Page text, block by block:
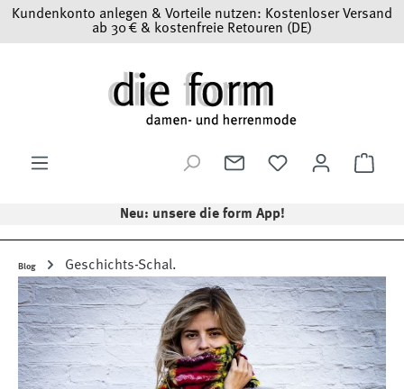
Zum Hauptinhalt springen
Kundenkonto anlegen & Vorteile nutzen: Kostenloser Versand
ab 30 € & kostenfreie Retouren (DE)
Neu: unsere die form App!
Blog Geschichts-Schal.